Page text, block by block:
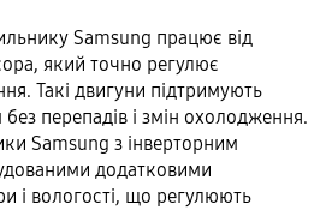
Samsung працює від
який точно регулює
Такі двигуни підтримують
перепадів і змін охолодження.
Samsung з інверторним
додатковими
і вологості, що регулюють